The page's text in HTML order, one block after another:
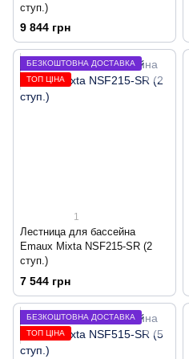
ступ.)
9 844 грн
БЕЗКОШТОВНА ДОСТАВКА
ТОП ЦІНА
1
Лестница для бассейна
Emaux Mixta NSF215-SR (2
ступ.)
7 544 грн
БЕЗКОШТОВНА ДОСТАВКА
ТОП ЦІНА